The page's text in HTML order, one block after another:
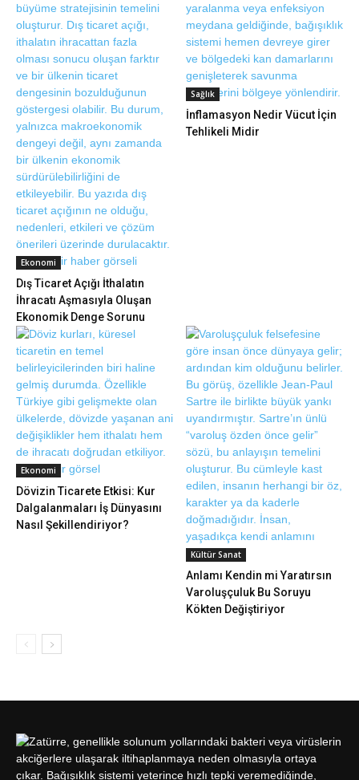
Ekonomi
Dış Ticaret Açığı İthalatın
İhracatı Aşmasıyla Oluşan
Ekonomik Denge Sorunu
Sağlık
İnflamasyon Nedir Vücut İçin
Tehlikeli Midir
Ekonomi
Dövizin Ticarete Etkisi: Kur
Dalgalanmaları İş Dünyasını
Nasıl Şekillendiriyor?
Kültür Sanat
Anlamı Kendin mi Yaratırsın
Varoluşçuluk Bu Soruyu
Kökten Değiştiriyor